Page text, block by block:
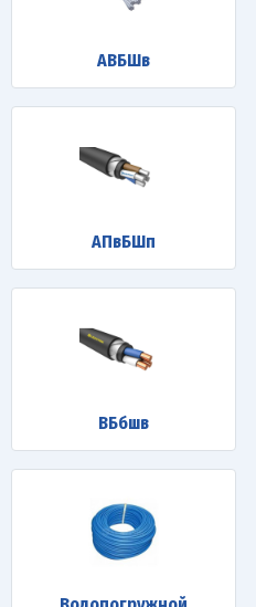
АВБШв
АПвБШп
ВБбшв